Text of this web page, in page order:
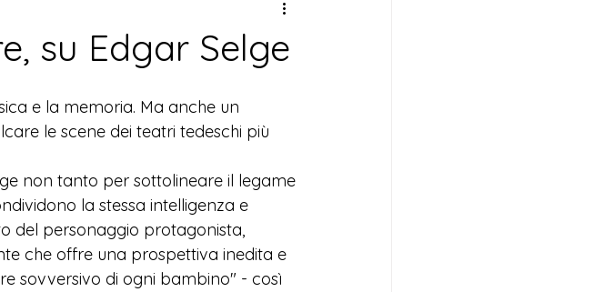
su Edgar Selge
e la memoria. Ma anche un
le scene dei teatri tedeschi più
non tanto per sottolineare il legame
la stessa intelligenza e
del personaggio protagonista,
che offre una prospettiva inedita e
sovversivo di ogni bambino" - così